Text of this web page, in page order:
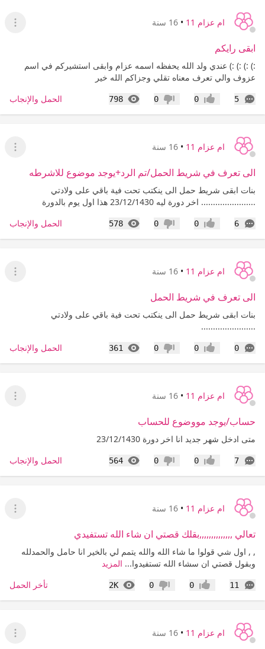
ام عزام 11 • 16 سنة
عرض
ابقى رايكم
:) :) :) :) عندي ولد الله يحفظه اسمه عزام وابقى استشيركم في اسم
عزوف والي تعرف معناه تقلي وجزاكم الله خير
5
التعليقات إعجاب0 عدم إعجاب
0
798
المشاهدات الحمل والإنجاب
ام عزام 11 • 16 سنة
عرض
الى تعرف في شريط الحمل/تم الرد+يوجد موضوع للاشرطه
بنات ابقى شريط حمل الى ينكتب تحت فية باقي على ولادتي
....................... اخر دورة ليه 23/12/1430 هذا اول يوم بالدورة
6
التعليقات إعجاب0 عدم إعجاب
0
578
المشاهدات الحمل والإنجاب
ام عزام 11 • 16 سنة
عرض
الى تعرف في شريط الحمل
بنات ابقى شريط حمل الى ينكتب تحت فية باقي على ولادتي
.......................
0
التعليقات إعجاب0 عدم إعجاب
0
361
المشاهدات الحمل والإنجاب
ام عزام 11 • 16 سنة
عرض
حساب/يوجد مووضوع للحساب
متى ادخل شهر جديد انا اخر دورة 23/12/1430
7
التعليقات إعجاب0 عدم إعجاب
0
564
المشاهدات الحمل والإنجاب
ام عزام 11 • 16 سنة
عرض
تعالي ,,,,,,,,,,,,,,بقلك قصتي ان شاء الله تستفيدي
, , اول شي قولوا ما شاء الله والله يتمم لي بالخير انا حامل والحمدلله
وبقول قصتي ان سشاء الله تستفيدوا... المزيد
11
التعليقات إعجاب0 عدم إعجاب
0
2K
المشاهدات تأخر الحمل
ام عزام 11 • 16 سنة
عرض